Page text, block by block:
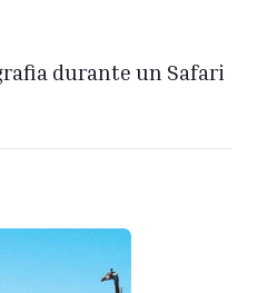
durante un Safari